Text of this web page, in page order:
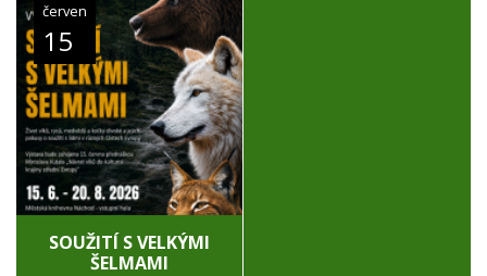
červen
15
SOUŽITÍ S VELKÝMI
ŠELMAMI